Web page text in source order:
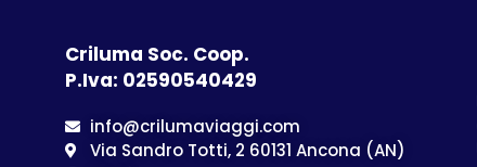
Criluma Soc. Coop.
P.Iva: 02590540429
info@crilumaviaggi.com
Via Sandro Totti, 2 60131 Ancona (AN)